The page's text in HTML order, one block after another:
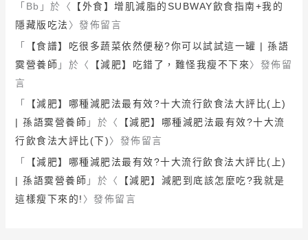
「 Bb 」於〈
【外食】增肌減脂的SUBWAY飲食指南+我的
隱藏版吃法 〉發佈留言
「
【食譜】吃很多蔬菜依然便秘?你可以試試這一罐 | 孫語
霙營養師 」於〈 【減肥】吃錯了，難怪我瘦不下來〉發佈留
言
「
【減肥】哪種減肥法最有效?十大流行飲食法大評比(上)
| 孫語霙營養師 」於〈
【減肥】哪種減肥法最有效?十大流
行飲食法大評比(下)〉發佈留言
「
【減肥】哪種減肥法最有效?十大流行飲食法大評比(上)
| 孫語霙營養師 」於〈
【減肥】減肥到底該怎麼吃?我就是
這樣瘦下來的! 〉發佈留言